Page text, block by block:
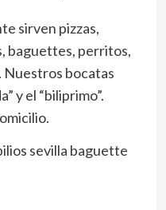
sirven pizzas,
baguettes, perritos,
Nuestros bocatas
y el “biliprimo”.